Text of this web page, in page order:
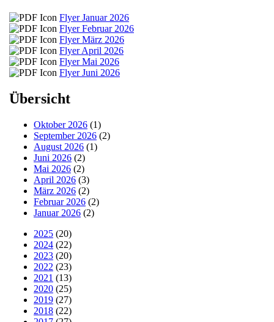
Flyer Januar 2026
Flyer Februar 2026
Flyer März 2026
Flyer April 2026
Flyer Mai 2026
Flyer Juni 2026
Übersicht
Oktober 2026 (1)
September 2026 (2)
August 2026 (1)
Juni 2026 (2)
Mai 2026 (2)
April 2026 (3)
März 2026 (2)
Februar 2026 (2)
Januar 2026 (2)
2025 (20)
2024 (22)
2023 (20)
2022 (23)
2021 (13)
2020 (25)
2019 (27)
2018 (22)